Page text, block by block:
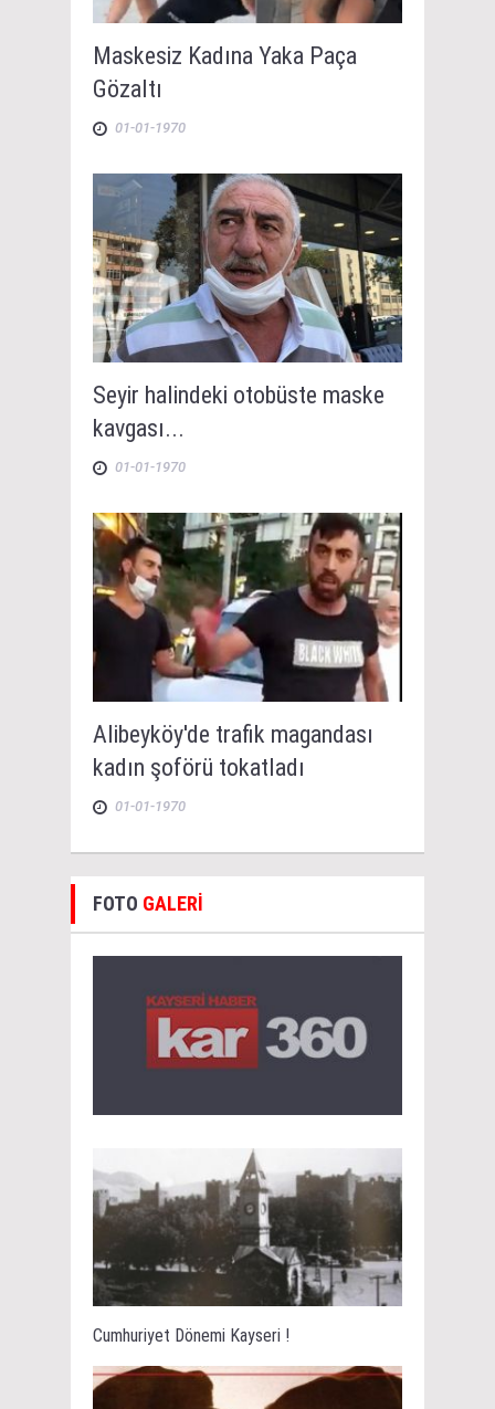
Maskesiz Kadına Yaka Paça
Gözaltı
01-01-1970
Seyir halindeki otobüste maske
kavgası...
01-01-1970
Alibeyköy'de trafik magandası
kadın şoförü tokatladı
01-01-1970
FOTO GALERİ
Cumhuriyet Dönemi Kayseri !